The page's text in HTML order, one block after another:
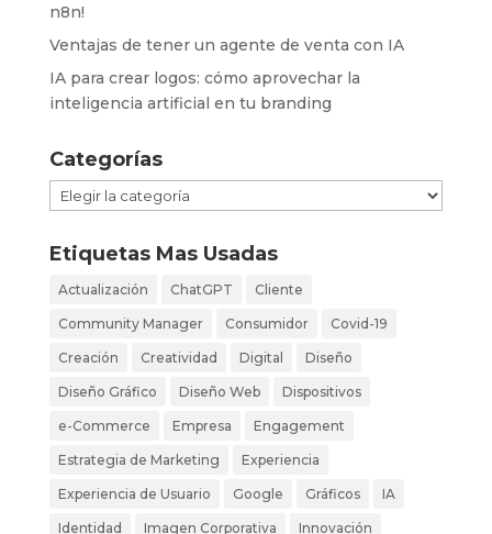
n8n!
Ventajas de tener un agente de venta con IA
IA para crear logos: cómo aprovechar la
inteligencia artificial en tu branding
Categorías
Categorías
Etiquetas Mas Usadas
Actualización ChatGPT Cliente
Community Manager Consumidor Covid-19
Creación Creatividad Digital Diseño
Diseño Gráfico Diseño Web Dispositivos
e-Commerce Empresa Engagement
Estrategia de Marketing Experiencia
Experiencia de Usuario Google Gráficos IA
Identidad Imagen Corporativa Innovación